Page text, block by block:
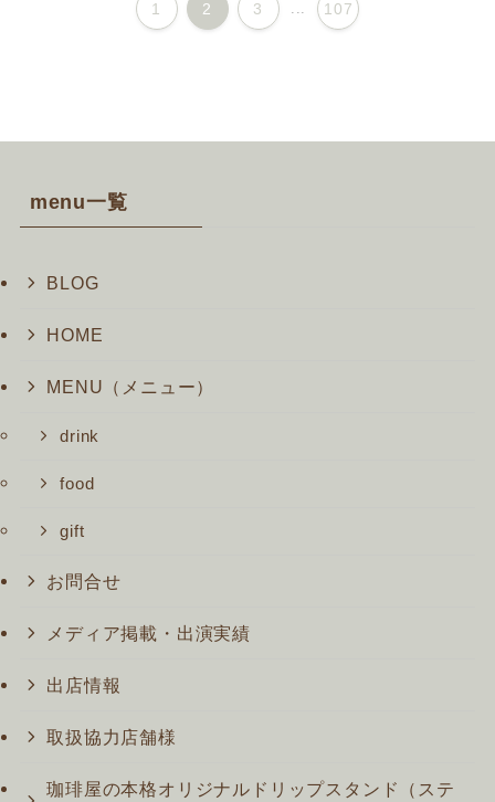
1 2 3 ... 107
menu一覧
BLOG
HOME
MENU（メニュー）
drink
food
gift
お問合せ
メディア掲載・出演実績
出店情報
取扱協力店舗様
珈琲屋の本格オリジナルドリップスタンド（ステ